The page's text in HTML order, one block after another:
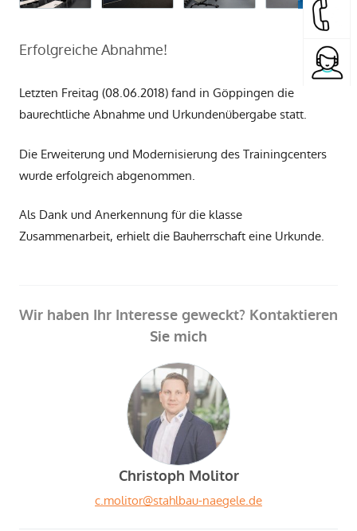
Erfolgreiche Abnahme!
Letzten Freitag (08.06.2018) fand in Göppingen die
baurechtliche Abnahme und Urkundenübergabe statt.
Die Erweiterung und Modernisierung des Trainingcenters
wurde erfolgreich abgenommen.
Als Dank und Anerkennung für die klasse
Zusammenarbeit, erhielt die Bauherrschaft eine Urkunde.
Wir haben Ihr Interesse geweckt? Kontaktieren
Sie mich
Christoph Molitor
c.molitor@stahlbau-naegele.de